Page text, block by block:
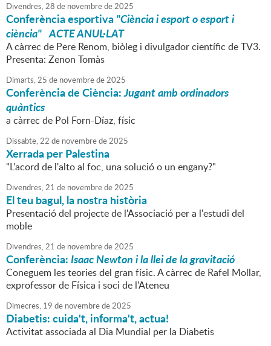
Divendres,28 de novembrede2025
Conferència esportiva"Ciència i esport o esport i
ciència" ACTE ANUL·LAT
A càrrec de Pere Renom, biòleg i divulgador científic de TV3.
Presenta: Zenon Tomàs
Dimarts,25 de novembrede2025
Conferència de Ciència:Jugant amb ordinadors
quàntics
a càrrec de Pol Forn-Díaz, físic
Dissabte,22 de novembrede2025
Xerrada per Palestina
"L'acord de l'alto al foc, una solució o un engany?"
Divendres,21 de novembrede2025
El teu bagul, la nostra història
Presentació del projecte de l'Associació per a l'estudi del
moble
Divendres,21 de novembrede2025
Conferència:Isaac Newton i la llei de la gravitació
Coneguem les teories del gran físic. A càrrec de Rafel Mollar,
exprofessor de Física i soci de l'Ateneu
Dimecres, 19 de novembrede2025
Diabetis: cuida't, informa't, actua!
Activitat associada al Dia Mundial per la Diabetis